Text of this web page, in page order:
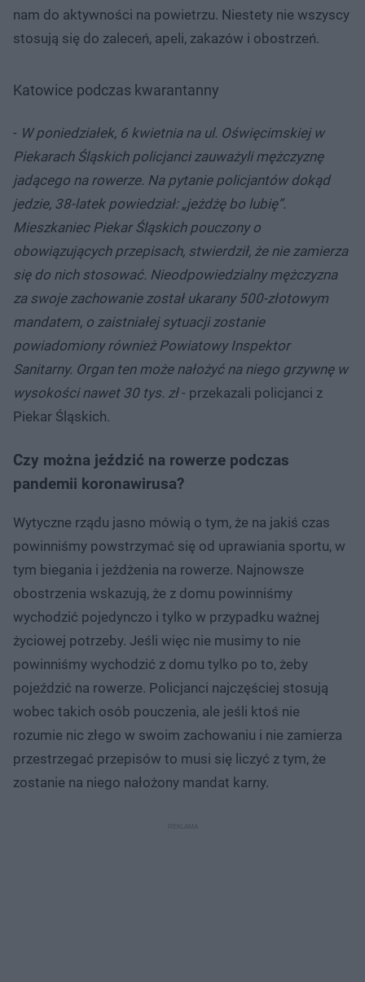
nam do aktywności na powietrzu. Niestety nie wszyscy
stosują się do zaleceń, apeli, zakazów i obostrzeń.
Katowice podczas kwarantanny
- W poniedziałek, 6 kwietnia na ul. Oświęcimskiej w
Piekarach Śląskich policjanci zauważyli mężczyznę
jadącego na rowerze. Na pytanie policjantów dokąd
jedzie, 38-latek powiedział: „jeżdżę bo lubię”.
Mieszkaniec Piekar Śląskich pouczony o
obowiązujących przepisach, stwierdził, że nie zamierza
się do nich stosować. Nieodpowiedzialny mężczyzna
za swoje zachowanie został ukarany 500-złotowym
mandatem, o zaistniałej sytuacji zostanie
powiadomiony również Powiatowy Inspektor
Sanitarny. Organ ten może nałożyć na niego grzywnę w
wysokości nawet 30 tys. zł- przekazali policjanci z
Piekar Śląskich.
Czy można jeździć na rowerze podczas
pandemii koronawirusa?
Wytyczne rządu jasno mówią o tym, że na jakiś czas
powinniśmy powstrzymać się od uprawiania sportu, w
tym biegania i jeżdżenia na rowerze. Najnowsze
obostrzenia wskazują, że z domu powinniśmy
wychodzić pojedynczo i tylko w przypadku ważnej
życiowej potrzeby. Jeśli więc nie musimy to nie
powinniśmy wychodzić z domu tylko po to, żeby
pojeździć na rowerze. Policjanci najczęściej stosują
wobec takich osób pouczenia, ale jeśli ktoś nie
rozumie nic złego w swoim zachowaniu i nie zamierza
przestrzegać przepisów to musi się liczyć z tym, że
zostanie na niego nałożony mandat karny.